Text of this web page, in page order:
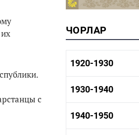
с
ЧОРЛАР
1920-1930
1920-1930
1920-1930
1930-1940
1930-1940
1930-1940
1940-1950